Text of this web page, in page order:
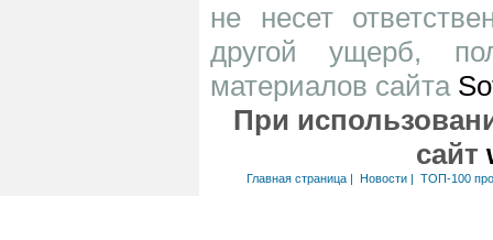
не несет
другой ущерб,
материалов сайта
При
сайт
Главная страница| Новости| ТОП-100